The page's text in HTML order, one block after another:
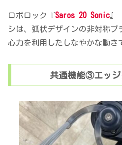
ロボロック『Saros 20 Sonic 』
シは、弧状デザインの非対称ブ
心力を利用したしなやかな動き
共通機能③エッジ